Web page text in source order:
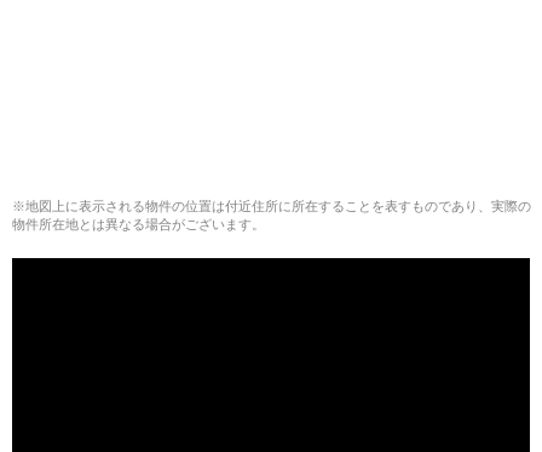
※地図上に表示される物件の位置は付近住所に所在することを表すものであり、実際の
物件所在地とは異なる場合がございます。